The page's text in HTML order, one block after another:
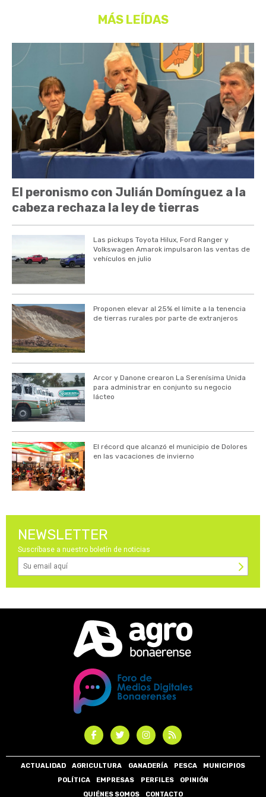
MÁS LEÍDAS
El peronismo con Julián Domínguez a la
cabeza rechaza la ley de tierras
Las pickups Toyota Hilux, Ford Ranger y
Volkswagen Amarok impulsaron las ventas de
vehículos en julio
Proponen elevar al 25% el límite a la tenencia
de tierras rurales por parte de extranjeros
Arcor y Danone crearon La Serenísima Unida
para administrar en conjunto su negocio
lácteo
El récord que alcanzó el municipio de Dolores
en las vacaciones de invierno
NEWSLETTER
Suscríbase a nuestro boletín de noticias
ACTUALIDAD AGRICULTURA GANADERÍA PESCA
MUNICIPIOS
POLÍTICA
EMPRESAS PERFILES
OPINIÓN
QUIÉNES SOMOS
CONTACTO